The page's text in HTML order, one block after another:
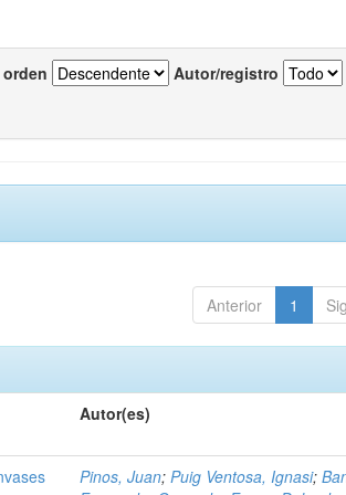
orden Autor/registro
Anterior 1
Autor(es)
Pinos, Juan;Puig Ventosa, Ignasi;